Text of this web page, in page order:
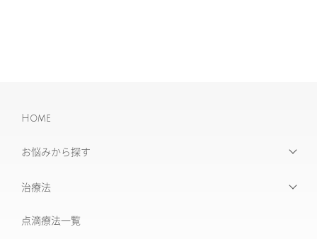
Home
お悩みから探す
【お悩みから探す】INDEX
たるみ治療
治療法
治療機器・設備一覧
点滴療法一覧